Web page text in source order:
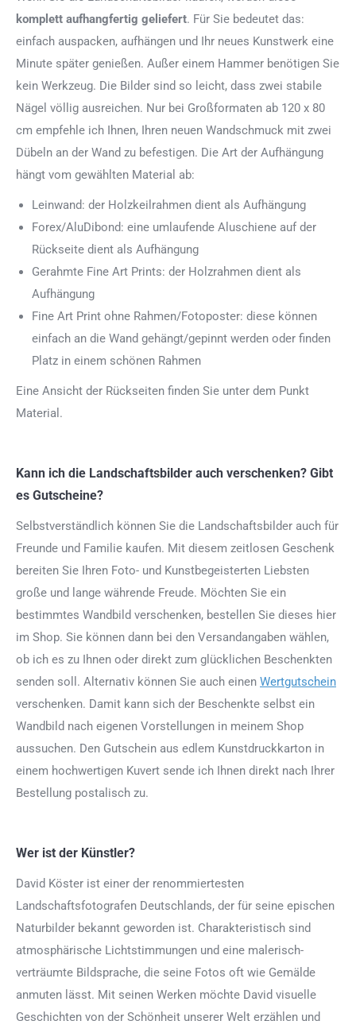
komplett aufhangfertig geliefert. Für Sie bedeutet das:
einfach auspacken, aufhängen und Ihr neues Kunstwerk eine
Minute später genießen. Außer einem Hammer benötigen Sie
kein Werkzeug. Die Bilder sind so leicht, dass zwei stabile
Nägel völlig ausreichen. Nur bei Großformaten ab 120 x 80
cm empfehle ich Ihnen, Ihren neuen Wandschmuck mit zwei
Dübeln an der Wand zu befestigen. Die Art der Aufhängung
hängt vom gewählten Material ab:
Leinwand: der Holzkeilrahmen dient als Aufhängung
Forex/AluDibond: eine umlaufende Aluschiene auf der
Rückseite dient als Aufhängung
Gerahmte Fine Art Prints: der Holzrahmen dient als
Aufhängung
Fine Art Print ohne Rahmen/Fotoposter: diese können
einfach an die Wand gehängt/gepinnt werden oder finden
Platz in einem schönen Rahmen
Eine Ansicht der Rückseiten finden Sie unter dem Punkt
Material.
Kann ich die Landschaftsbilder auch verschenken? Gibt
es Gutscheine?
Selbstverständlich können Sie die Landschaftsbilder auch für
Freunde und Familie kaufen. Mit diesem zeitlosen Geschenk
bereiten Sie Ihren Foto- und Kunstbegeisterten Liebsten
große und lange währende Freude. Möchten Sie ein
bestimmtes Wandbild verschenken, bestellen Sie dieses hier
im Shop. Sie können dann bei den Versandangaben wählen,
ob ich es zu Ihnen oder direkt zum glücklichen Beschenkten
senden soll. Alternativ können Sie auch einen Wertgutschein
verschenken. Damit kann sich der Beschenkte selbst ein
Wandbild nach eigenen Vorstellungen in meinem Shop
aussuchen. Den Gutschein aus edlem Kunstdruckkarton in
einem hochwertigen Kuvert sende ich Ihnen direkt nach Ihrer
Bestellung postalisch zu.
Wer ist der Künstler?
David Köster ist einer der renommiertesten
Landschaftsfotografen Deutschlands, der für seine epischen
Naturbilder bekannt geworden ist. Charakteristisch sind
atmosphärische Lichtstimmungen und eine malerisch-
verträumte Bildsprache, die seine Fotos oft wie Gemälde
anmuten lässt. Mit seinen Werken möchte David visuelle
Geschichten von der Schönheit unserer Welt erzählen und